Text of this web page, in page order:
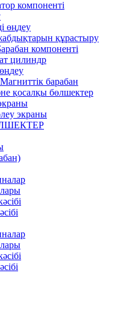
компоненті
өңдеу
құрастыру
компоненті
цилиндр
барабан
қосалқы бөлшектер
экраны